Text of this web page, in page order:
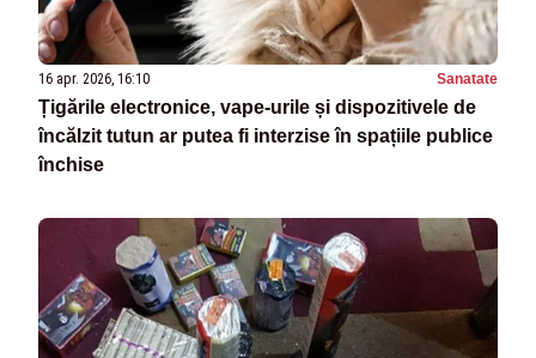
16 apr. 2026, 16:10 Sanatate
Țigările electronice, vape-urile și dispozitivele de
încălzit tutun ar putea fi interzise în spațiile publice
închise